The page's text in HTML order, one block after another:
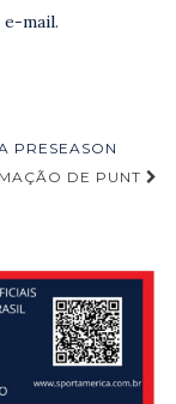
mail.
PRESEASON
DE PUNT